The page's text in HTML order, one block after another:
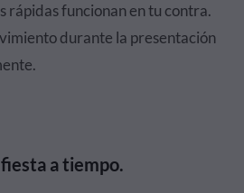
rápidas funcionan en tu contra.
durante la presentación
a tiempo.